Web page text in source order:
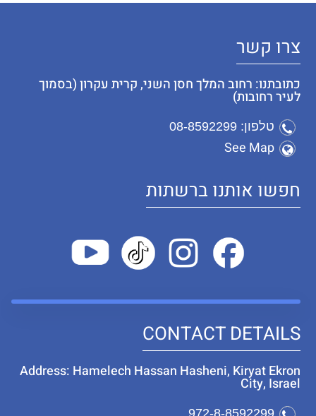
צרו קשר
כתובתנו: רחוב המלך חסן השני, קרית עקרון (בסמוך
לעיר רחובות)
טלפון: 08-8592299
See Map
חפשו אותנו ברשתות
CONTACT DETAILS
Address: Hamelech Hassan Hasheni, Kiryat Ekron
City, Israel
972-8-8592299